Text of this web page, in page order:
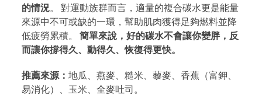
的情況
。 對運動族群而言，適量的複合碳水更是能量
來源中不可或缺的一環，幫助肌肉獲得足夠燃料並降
低疲勞累積。 簡單來說，好的碳水不會讓你變胖，反
而讓你撐得久、動得久、恢復得更快。
推薦來源： 地瓜、燕麥、糙米、藜麥、香蕉（富鉀、
易消化）、玉米、全麥吐司。